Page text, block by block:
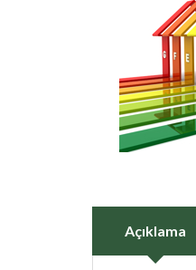
Açıklama